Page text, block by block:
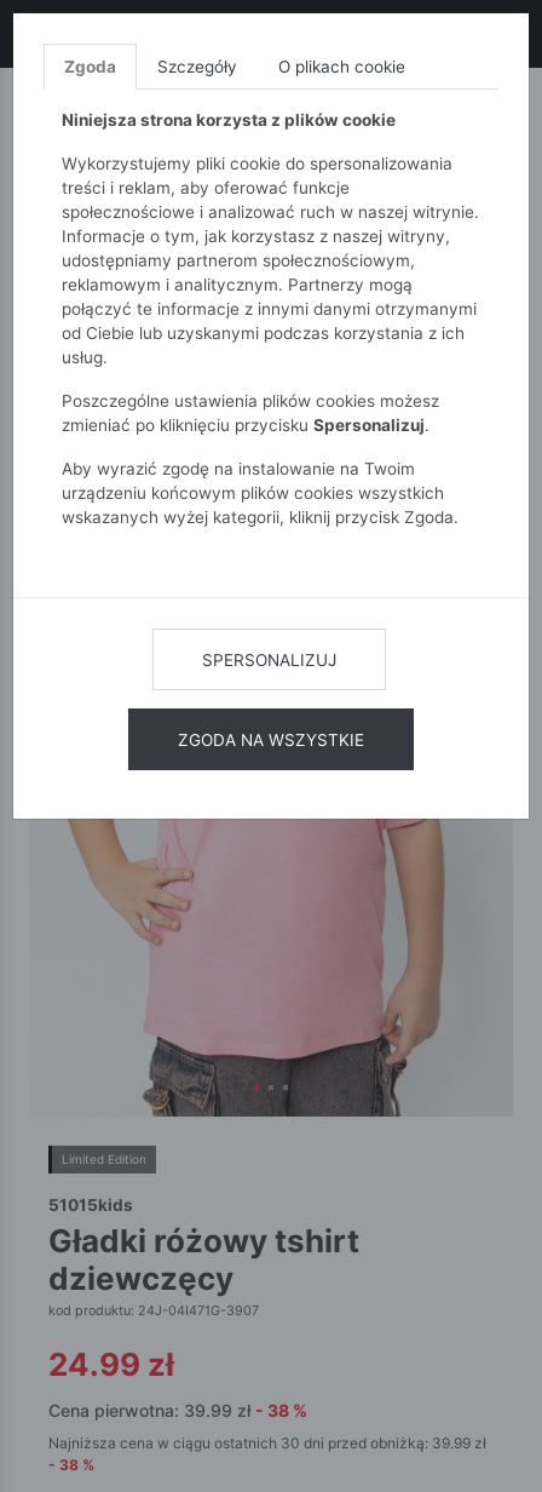
MONNARI QUIOSQUE
51015kids
Dziewczynki 7-12 lat
Gładki różowy tshirt dziewczęcy
Limited Edition
51015kids
gładki różowy tshirt
dziewczęcy
kod produktu: 24J-04I471G-3907
24.99 zł
Cena pierwotna: 39.99 zł - 38 %
Najniższa cena w ciągu ostatnich 30 dni przed obniżką: 39.99 zł
- 38 %
Zgoda Szczegóły O plikach cookie
Niniejsza strona korzysta z plików cookie
Wykorzystujemy pliki cookie do spersonalizowania
treści i reklam, aby oferować funkcje
społecznościowe i analizować ruch w naszej witrynie.
Informacje o tym, jak korzystasz z naszej witryny,
udostępniamy partnerom społecznościowym,
reklamowym i analitycznym. Partnerzy mogą
połączyć te informacje z innymi danymi otrzymanymi
od Ciebie lub uzyskanymi podczas korzystania z ich
usług.
Poszczególne ustawienia plików cookies możesz
zmieniać po kliknięciu przycisku Spersonalizuj.
Aby wyrazić zgodę na instalowanie na Twoim
urządzeniu końcowym plików cookies wszystkich
wskazanych wyżej kategorii, kliknij przycisk Zgoda.
SPERSONALIZUJ
ZGODA NA WSZYSTKIE